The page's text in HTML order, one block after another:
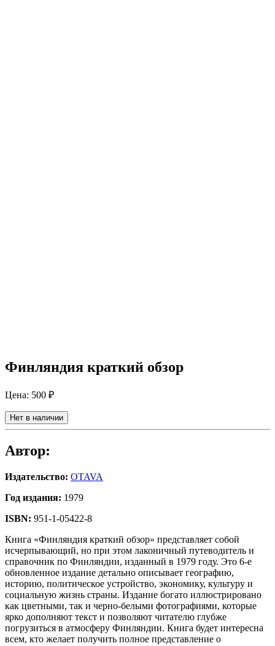
Финляндия краткий обзор
Цена: 500 ₽
Нет в наличии
Автор:
Издательство: OTAVA
Год издания: 1979
ISBN: 951-1-05422-8
Книга «Финляндия краткий обзор» представляет собой
исчерпывающий, но при этом лаконичный путеводитель и
справочник по Финляндии, изданный в 1979 году. Это 6-е
обновленное издание детально описывает географию,
историю, политическое устройство, экономику, культуру и
социальную жизнь страны. Издание богато иллюстрировано
как цветными, так и черно-белыми фотографиями, которые
ярко дополняют текст и позволяют читателю глубже
погрузиться в атмосферу Финляндии. Книга будет интересна
всем, кто желает получить полное представление о